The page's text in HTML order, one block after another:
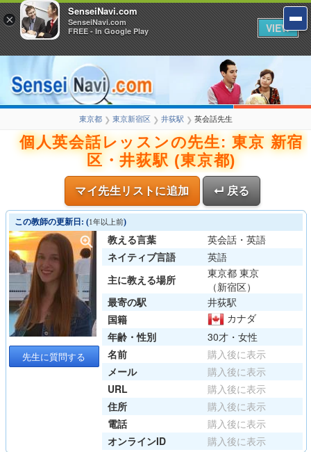
東京都 ❯ 東京新宿区 ❯ 井荻駅 ❯ 英会話先生
個人英会話レッスンの先生: 東京 新宿
区・井荻駅 (東京都)
マイ先生リストに追加 ↵ 戻る
この教師の更新日: (1年以上前)
先生に質問する
教える言葉
英会話・英語
ネイティブ言語
英語
主に教える場所
東京都 東京
（新宿区）
最寄の駅
井荻駅
国籍
カナダ
年齢・性別
30才・女性
名前
購入後に表示
メール
購入後に表示
URL
購入後に表示
住所
購入後に表示
電話
購入後に表示
オンラインID
購入後に表示
×
SenseiNavi.com
SenseiNavi.com
FREE - In Google Play
VIEW